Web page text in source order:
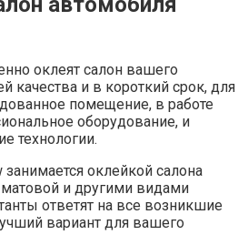
оклеят салон вашего
качества и в короткий срок, для
помещение, в работе
оборудование, и
технологии.
оклейкой салона
и другими видами
ответят на все возникшие
вариант для вашего